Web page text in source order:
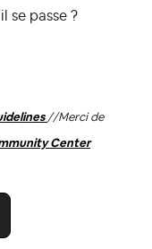
se passe ?
//Merci de
Center